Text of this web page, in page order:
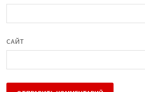
САЙТ